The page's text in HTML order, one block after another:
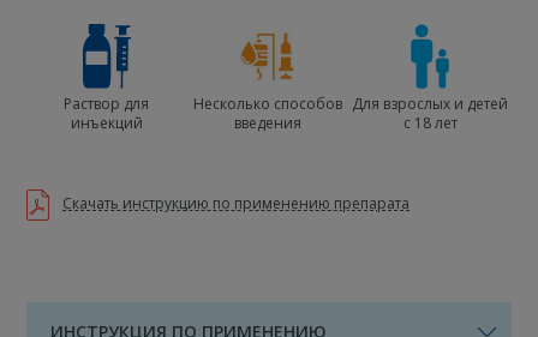
Раствор для
инъекций
Несколько способов
введения
Для взрослых и детей
с 18 лет
Скачать инструкцию по применению препарата
ИНСТРУКЦИЯ ПО ПРИМЕНЕНИЮ